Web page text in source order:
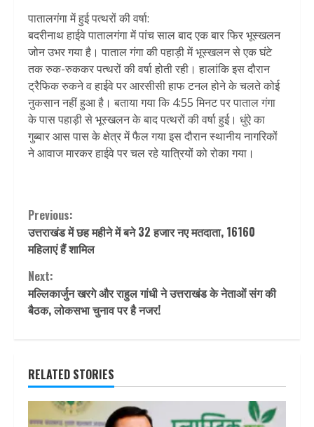
पातालगंगा में हुई पत्थरों की वर्षा:
बदरीनाथ हाईवे पातालगंगा में पांच साल बाद एक बार फिर भूस्खलन
जोन उभर गया है। पाताल गंगा की पहाड़ी में भूस्खलन से एक घंटे
तक रुक-रुककर पत्थरों की वर्षा होती रही। हालांकि इस दौरान
ट्रैफिक रुकने व हाईवे पर आरसीसी हाफ टनल होने के चलते कोई
नुकसान नहीं हुआ है। बताया गया कि 4:55 मिनट पर पाताल गंगा
के पास पहाड़ी से भूस्खलन के बाद पत्थरों की वर्षा हुई। धुंऐ का
गुब्बार आस पास के क्षेत्र में फैल गया इस दौरान स्थानीय नागरिकों
ने आवाज मारकर हाईवे पर चल रहे यात्रियों को रोका गया।
Continue
Reading
Previous:
उत्तराखंड में छह महीने में बने 32 हजार नए मतदाता, 16160
महिलाएं हैं शामिल
Next:
मल्लिकार्जुन खरगे और राहुल गांधी ने उत्तराखंड के नेताओं संग की
बैठक, लोकसभा चुनाव पर है नजर!
RELATED STORIES